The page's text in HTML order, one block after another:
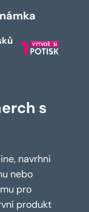
s
navrhni
nebo
pro
produkt